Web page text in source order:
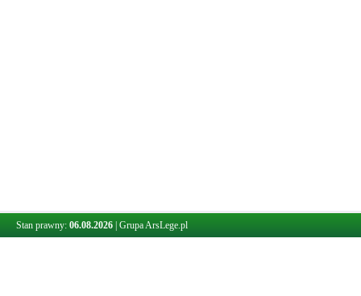
Stan prawny: 06.08.2026 Grupa ArsLege.pl